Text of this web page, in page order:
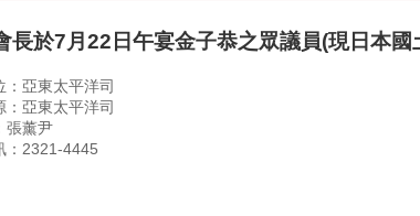
長於7月22日午宴金子恭之眾議員(現日本國
：亞東太平洋司
：亞東太平洋司
張薰尹
：2321-4445